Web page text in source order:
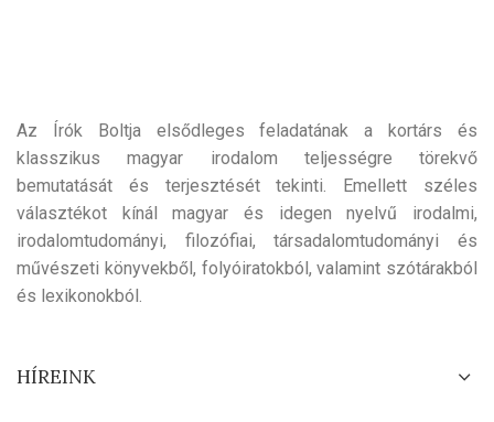
Az Írók Boltja elsődleges feladatának a kortárs és
klasszikus magyar irodalom teljességre törekvő
bemutatását és terjesztését tekinti. Emellett széles
választékot kínál magyar és idegen nyelvű irodalmi,
irodalomtudományi, filozófiai, társadalomtudományi és
művészeti könyvekből, folyóiratokból, valamint szótárakból
és lexikonokból.
HÍREINK